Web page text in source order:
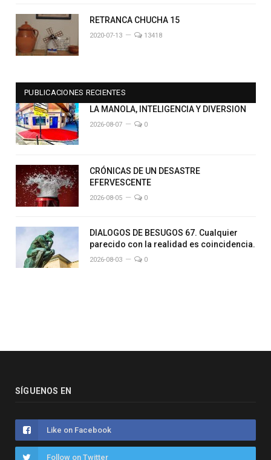
RETRANCA CHUCHA 15
2020-07-13 13418
PUBLICACIONES RECIENTES
LA MANOLA, INTELIGENCIA Y DIVERSION
2026-08-07 0
CRÓNICAS DE UN DESASTRE
EFERVESCENTE
2026-08-05 0
DIALOGOS DE BESUGOS 67. Cualquier
parecido con la realidad es coincidencia.
2026-08-03 0
SÍGUENOS EN
Like on Facebook
Follow on Twitter